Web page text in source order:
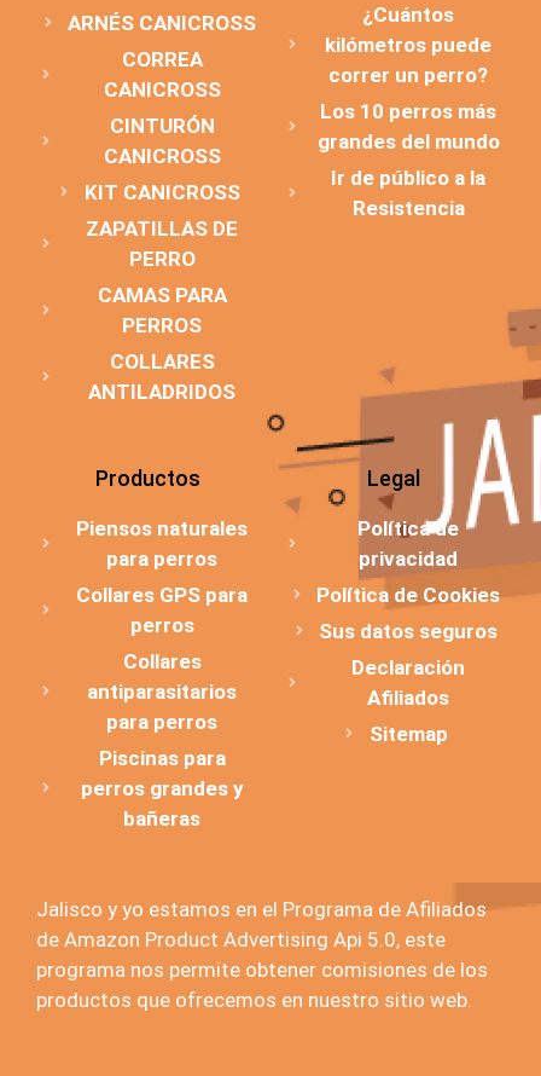
ARNÉS CANICROSS
CORREA
CANICROSS
CINTURÓN
CANICROSS
KIT CANICROSS
ZAPATILLAS DE
PERRO
CAMAS PARA
PERROS
COLLARES
ANTILADRIDOS
¿Cuántos
kilómetros puede
correr un perro?
Los 10 perros más
grandes del mundo
Ir de público a la
Resistencia
Productos
Piensos naturales
para perros
Collares GPS para
perros
Collares
antiparasitarios
para perros
Piscinas para
perros grandes y
bañeras
Legal
Política de
privacidad
Política de Cookies
Sus datos seguros
Declaración
Afiliados
Sitemap
Jalisco y yo estamos en el Programa de Afiliados
de Amazon Product Advertising Api 5.0, este
programa nos permite obtener comisiones de los
productos que ofrecemos en nuestro sitio web.